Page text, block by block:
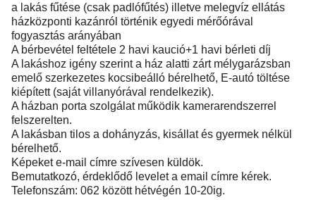
a lakás fűtése (csak padlófűtés) illetve melegvíz ellátás
házközponti kazánról történik egyedi mérőórával
fogyasztás arányában
A bérbevétel feltétele 2 havi kaució+1 havi bérleti díj
A lakáshoz igény szerint a ház alatti zárt mélygarázsban
emelő szerkezetes kocsibeálló bérelhető, E-autó töltése
kiépített (saját villanyórával rendelkezik).
A házban porta szolgálat működik kamerarendszerrel
felszerelten.
A lakásban tilos a dohányzás, kisállat és gyermek nélkül
bérelhető.
Képeket e-mail címre szívesen küldök.
Bemutatkozó, érdeklődő levelet a email címre kérek.
Telefonszám: 062 között hétvégén 10-20ig.